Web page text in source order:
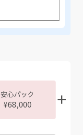
安心パック
¥68,000